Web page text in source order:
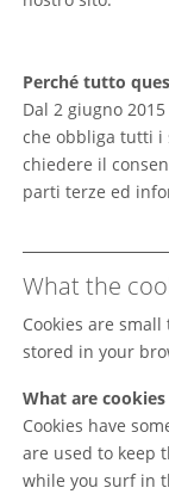
Perché tutto
Dal 2 giugno
che obbliga tutti i
chiedere il
parti terze ed
What the
Cookies are
stored in your
What are
Cookies have
are used to keep
while you surf in